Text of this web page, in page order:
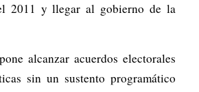
2011 y llegar al gobierno de la
alcanzar acuerdos electorales
sin un sustento programático